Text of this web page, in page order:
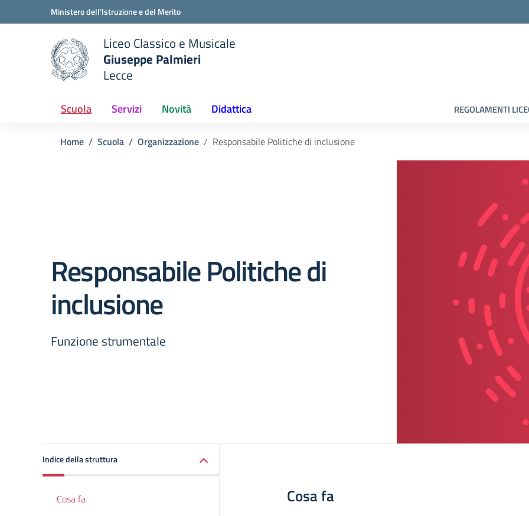
Vai ai contenuti
Vai al menu di navigazioneMinistero dell'Istruzione e del Merito
scuola
Liceo Classico e Musicale
Giuseppe Palmieri
Lecce
Scuola Servizi Novità Didattica REGOLAMENTI
Home Scuola Organizzazione Responsabile Politiche di inclusione
Responsabile Politiche di
inclusione
Funzione strumentale
Indice della struttura
Cosa fa Cosa fa